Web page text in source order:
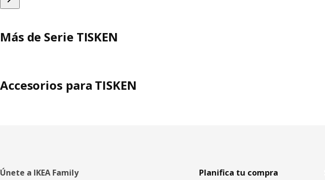
Más de Serie TISKEN
Accesorios para TISKEN
Pie
Únete a IKEA Family Planifica tu compra